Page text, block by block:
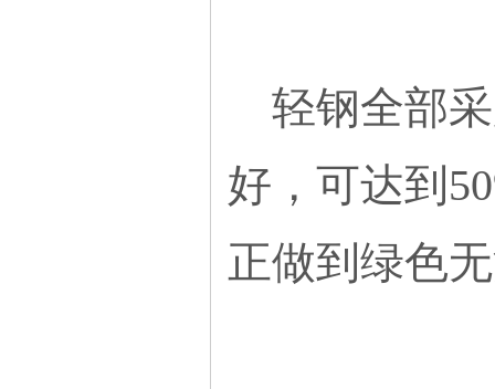
轻钢全部采
好，可达到
正做到绿色